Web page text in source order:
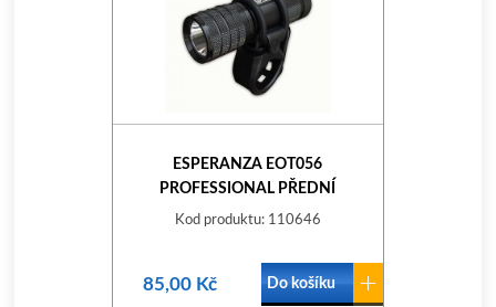
ESPERANZA EOT056
PROFESSIONAL PŘEDNÍ
Kod produktu: 110646
85,00 Kč Do košíku